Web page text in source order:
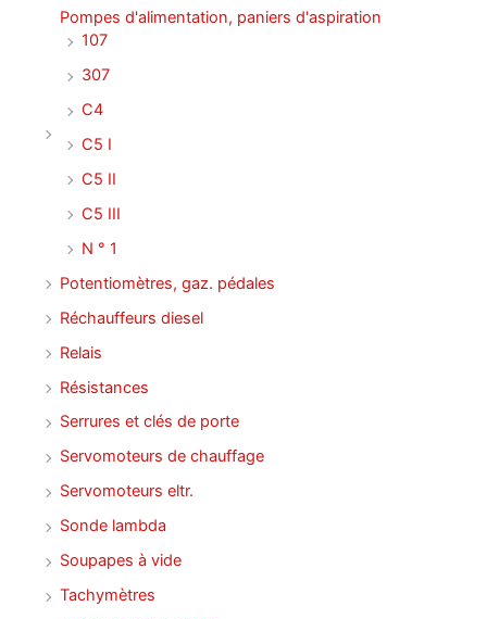
Pompes d'alimentation, paniers d'aspiration
107
307
C4
C5 I
C5 II
C5 III
N ° 1
Potentiomètres, gaz. pédales
Réchauffeurs diesel
Relais
Résistances
Serrures et clés de porte
Servomoteurs de chauffage
Servomoteurs eltr.
Sonde lambda
Soupapes à vide
Tachymètres